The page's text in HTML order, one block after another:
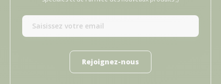
Rejoignez-nous